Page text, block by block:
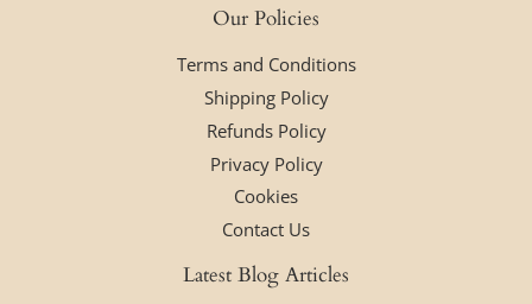
Our Policies
Terms and Conditions
Shipping Policy
Refunds Policy
Privacy Policy
Cookies
Contact Us
Latest Blog Articles